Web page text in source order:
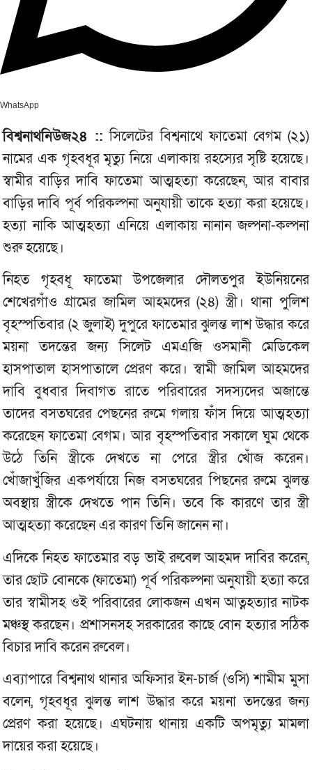
WhatsApp
বিশ্বনাথনিউজ২৪ :: সিলেটের বিশ্বনাথে ফাতেমা বেগম (২১)
নামের এক গৃহবধূর মৃত্যু নিয়ে এলাকায় রহস‌্যের সৃষ্টি হয়েছে।
স্বামীর বাড়ির দাবি ফাতেমা আত্মহত্যা করেছেন, আর বাবার
বাড়ির দাবি পূর্ব পরিকল্পনা অনুযায়ী তাকে হত্যা করা হয়েছে।
হত্যা নাকি আত্মহত্যা এনিয়ে এলাকায় নানান জল্পনা-কল্পনা
শুরু হয়েছে।
নিহত গৃহবধূ ফাতেমা উপজেলার দৌলতপুর ইউনিয়নের
শেখেরগাঁও গ্রামের জামিল আহমদের (২৪) স্ত্রী। থানা পুলিশ
বৃহস্পতিবার (২ জুলাই) দুপুরে ফাতেমার ঝুলন্ত লাশ উদ্ধার করে
ময়না তদন্তের জন্য সিলেট এমএজি ওসমানী মেডিকেল
হাসপাতাল হাসপাতালে প্রেরণ করে। স্বামী জামিল আহমদের
দাবি বুধবার দিবাগত রাতে পরিবারের সদস্যদের অজান্তে
তাদের বসতঘরের পেছনের রুমে গলায় ফাঁস দিয়ে আত্মহত্যা
করেছেন ফাতেমা বেগম। আর বৃহস্পতিবার সকালে ঘুম থেকে
উঠে তিনি স্ত্রীকে দেখতে না পেরে স্ত্রীর খোঁজ করেন।
খোঁজাখুঁজির একপর্যায়ে নিজ বসতঘরের পিছনের রুমে ঝুলন্ত
অবস্থায় স্ত্রীকে দেখতে পান তিনি। তবে কি কারণে তার স্ত্রী
আত্মহত্যা করেছেন এর কারণ তিনি জানেন না।
এদিকে নিহত ফাতেমার বড় ভাই রুবেল আহমদ দাবির করেন,
তার ছোট বোনকে (ফাতেমা) পূর্ব পরিকল্পনা অনুযায়ী হত্যা করে
তার স্বামীসহ ওই পরিবারের লোকজন এখন আত্নহত্যার নাটক
মঞ্চস্থ করছেন। প্রশাসনসহ সরকারের কাছে বোন হত্যার সঠিক
বিচার দাবি করেন রুবেল।
এব‌্যাপারে বিশ্বনাথ থানার অফিসার ইন-চার্জ (ওসি) শামীম মুসা
বলেন, গৃহবধূর ঝুলন্ত লাশ উদ্ধার করে ময়না তদন্তের জন্য
প্রেরণ করা হয়েছে। এঘটনায় থানায় একটি অপমৃত্যু মামলা
দায়ের করা হয়েছে।